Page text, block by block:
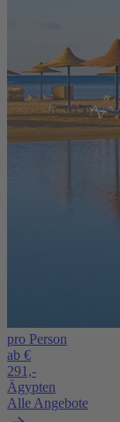
pro Person
ab €
291,-
Ägypten
Alle Angebote